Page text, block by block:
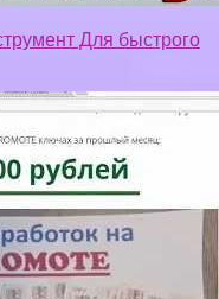
Для быстрого